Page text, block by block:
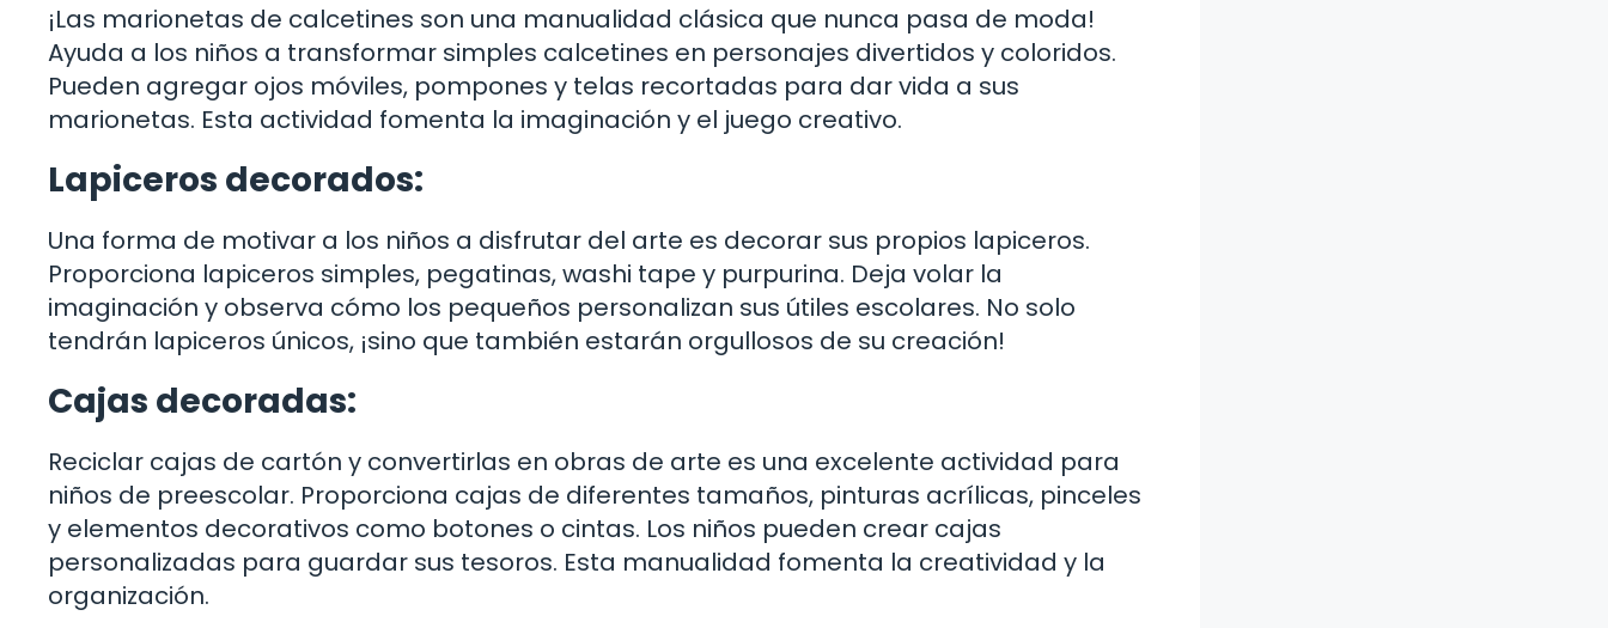
¡Las marionetas de calcetines son una manualidad clásica que nunca pasa de moda!
Ayuda a los niños a transformar simples calcetines en personajes divertidos y coloridos.
Pueden agregar ojos móviles, pompones y telas recortadas para dar vida a sus
marionetas. Esta actividad fomenta la imaginación y el juego creativo.
Lapiceros decorados:
Una forma de motivar a los niños a disfrutar del arte es decorar sus propios lapiceros.
Proporciona lapiceros simples, pegatinas, washi tape y purpurina. Deja volar la
imaginación y observa cómo los pequeños personalizan sus útiles escolares. No solo
tendrán lapiceros únicos, ¡sino que también estarán orgullosos de su creación!
Cajas decoradas:
Reciclar cajas de cartón y convertirlas en obras de arte es una excelente actividad para
niños de preescolar. Proporciona cajas de diferentes tamaños, pinturas acrílicas, pinceles
y elementos decorativos como botones o cintas. Los niños pueden crear cajas
personalizadas para guardar sus tesoros. Esta manualidad fomenta la creatividad y la
organización.